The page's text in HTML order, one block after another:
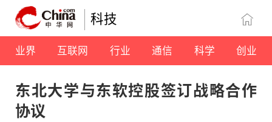
科技
业界 互联网 行业 通信 科学 创业
东北大学与东软控股签订战略合作
协议